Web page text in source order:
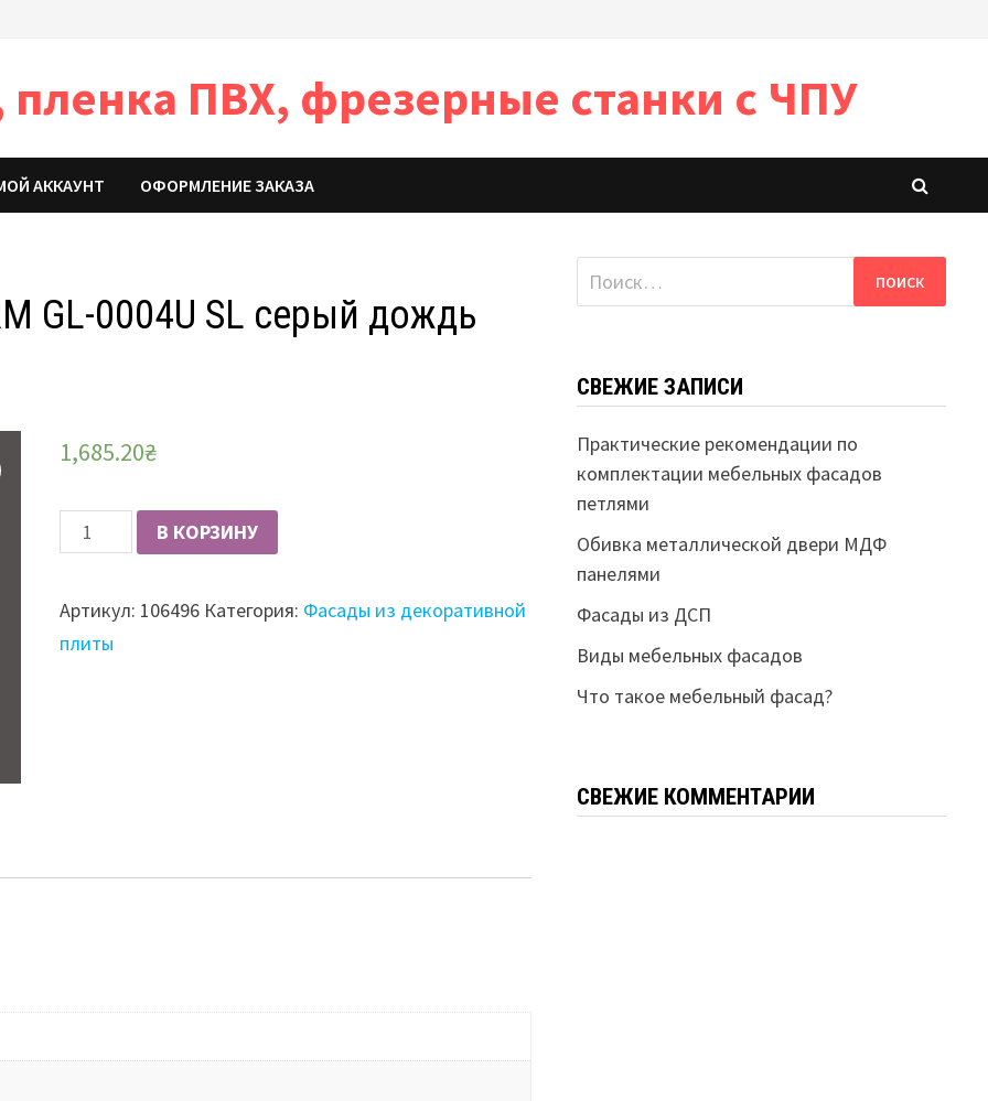
ПВХ, фрезерные станки с ЧПУ
АККАУНТ ОФОРМЛЕНИЕ ЗАКАЗА
GL-0004U SL серый дождь
1,685.20₴
Количество
Фасад
LUXEFORM
GL-
В КОРЗИНУ
Артикул: 106496 Категория: Фасады из декоративной
плиты
Найти:
СВЕЖИЕ ЗАПИСИ
Практические рекомендации по
комплектации мебельных фасадов
петлями
Обивка металлической двери МДФ
панелями
Фасады из ДСП
Виды мебельных фасадов
Что такое мебельный фасад?
СВЕЖИЕ КОММЕНТАРИИ